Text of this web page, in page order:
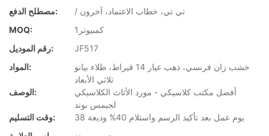
مصطلح الدفع:
/ تي تي، خطاب الاعتماد، آخرون
MOQ:
كمبيوتر1
رقم الموديل:
JF517
المواد:
خشب زان فرنسي، ذهب عيار 14 قيراط، طلاء بيانو
ثلاثي الأبعاد
الوصف:
أفضل مكتب كلاسيكي - مورد الأثاث الكلاسيكي
لجيمس بوند
وقت التسليم:
38 يوم عمل بعد تأكيد الرسم واستلام 40% وديعة